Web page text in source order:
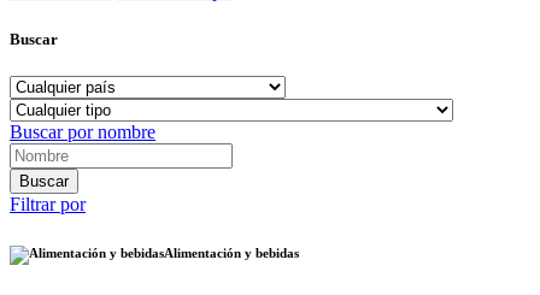
Buscar
Buscar por nombre
Filtrar por
Alimentación y bebidas